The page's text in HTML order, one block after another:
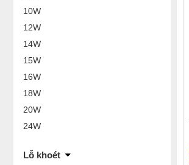
10W
12W
14W
15W
16W
18W
20W
24W
Lỗ khoét